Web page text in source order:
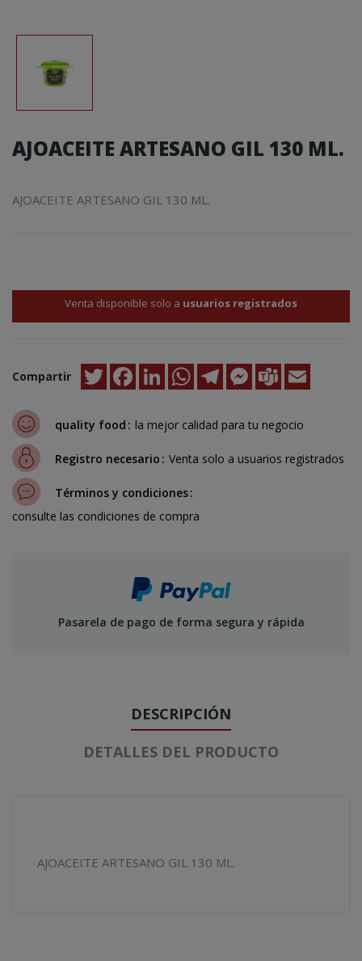
AJOACEITE ARTESANO GIL 130 ML.
AJOACEITE ARTESANO GIL 130 ML.
Venta disponible solo a usuarios registrados
Compartir TwitterFacebookLinkedInWhatsAppTelegramMessenger
Teams
quality food la mejor calidad para tu negocio
Registro necesario Venta solo a usuarios registrados
Términos y condiciones
consulte las condiciones de compra
Pasarela de pago de forma segura y rápida
DESCRIPCIÓN
DETALLES DEL PRODUCTO
AJOACEITE ARTESANO GIL 130 ML.